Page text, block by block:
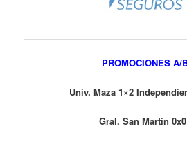
PROMOCIONES
Univ. Maza 1×2
Gral. San Martín